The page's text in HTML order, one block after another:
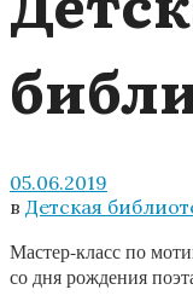
05.06.2019
в Детская
Мастер-класс по
со дня рождения